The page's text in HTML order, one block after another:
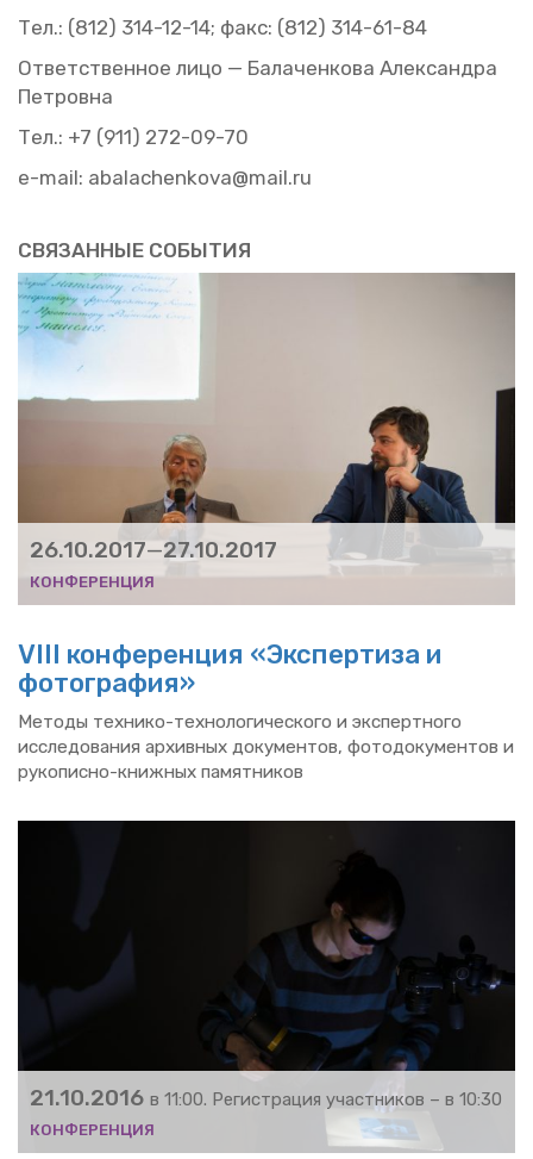
Тел.: (812) 314-12-14; факс: (812) 314-61-84
От­вет­ствен­ное лицо — Ба­ла­чен­ко­ва Алек­сандра
Пет­ров­на
Тел.: +7 (911) 272-09-70
е-mail: abalachenkova@​mail.​ru
СВЯ­ЗАН­НЫЕ СО­БЫ­ТИЯ
26.10.2017—27.10.2017
КОН­ФЕ­РЕН­ЦИЯ
VIII кон­фе­рен­ция «Экс­пер­ти­за и
фо­то­гра­фия»
Ме­то­ды тех­ни­ко-тех­но­ло­ги­че­ско­го и экс­перт­но­го
ис­сле­до­ва­ния ар­хив­ных до­ку­мен­тов, фо­то­до­ку­мен­тов и
ру­ко­пис­но-книж­ных па­мят­ни­ков
21.10.2016 в 11:00. Ре­ги­стра­ция участ­ни­ков – в 10:30
КОН­ФЕ­РЕН­ЦИЯ